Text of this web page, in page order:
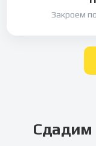
Закроем
Сдадим